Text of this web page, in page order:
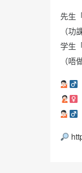
先生
（功
学生
（唔